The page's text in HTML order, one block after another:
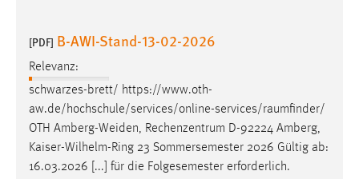
[PDF] B-AWI-Stand-13-02-2026
Relevanz:
schwarzes-brett/ https://www.oth-
aw.de/hochschule/services/online-services/raumfinder/
OTH Amberg-Weiden, Rechenzentrum D-92224 Amberg,
Kaiser-Wilhelm-Ring 23 Sommersemester 2026 Gültig ab:
16.03.2026 [...] für die Folgesemester erforderlich.